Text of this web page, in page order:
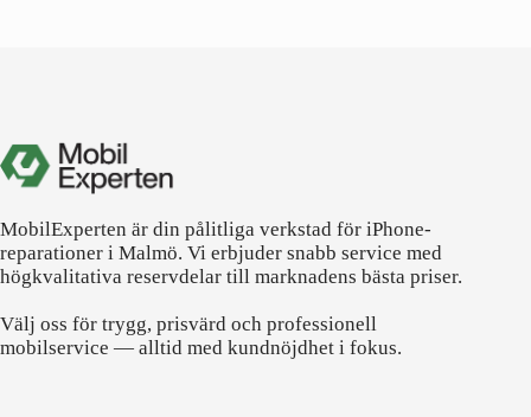
MobilExperten är din pålitliga verkstad för iPhone-
reparationer i Malmö. Vi erbjuder snabb service med
högkvalitativa reservdelar till marknadens bästa priser.
Välj oss för trygg, prisvärd och professionell
mobilservice — alltid med kundnöjdhet i fokus.